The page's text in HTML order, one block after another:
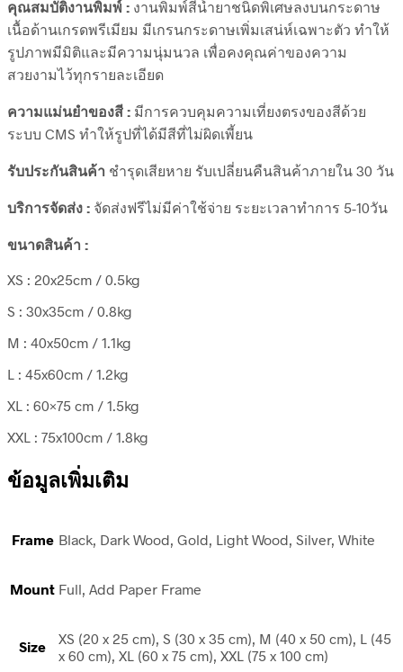
คุณสมบัติงานพิมพ์ : งานพิมพ์สีน้ำยาชนิดพิเศษลงบนกระดาษ
เนื้อด้านเกรดพรีเมียม มีเกรนกระดาษเพิ่มเสน่ห์เฉพาะตัว ทำให้
รูปภาพมีมิติและมีความนุ่มนวล เพื่อคงคุณค่าของความ
สวยงามไว้ทุกรายละเอียด
ความแม่นยำของสี : มีการควบคุมความเที่ยงตรงของสีด้วย
ระบบ CMS ทำให้รูปที่ได้มีสีที่ไม่ผิดเพี้ยน
รับประกันสินค้า ชำรุดเสียหาย รับเปลี่ยนคืนสินค้าภายใน 30 วัน
บริการจัดส่ง : จัดส่งฟรีไม่มีค่าใช้จ่าย ระยะเวลาทำการ 5-10วัน
ขนาดสินค้า :
XS : 20x25cm / 0.5kg
S : 30x35cm / 0.8kg
M : 40x50cm / 1.1kg
L : 45x60cm / 1.2kg
XL : 60×75 cm / 1.5kg
XXL : 75x100cm / 1.8kg
ข้อมูลเพิ่มเติม
Frame Black, Dark Wood, Gold, Light Wood, Silver, White
Mount Full, Add Paper Frame
Size
XS (20 x 25 cm), S (30 x 35 cm), M (40 x 50 cm), L (45
x 60 cm), XL (60 x 75 cm), XXL (75 x 100 cm)